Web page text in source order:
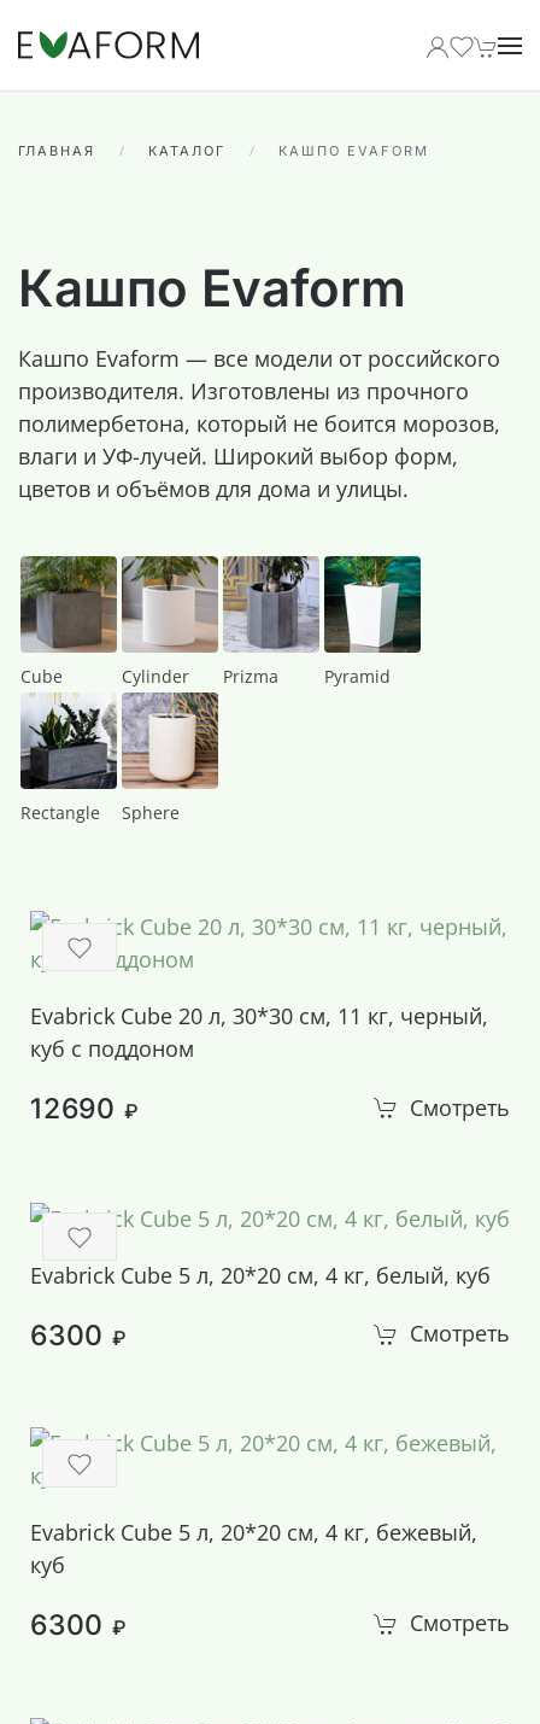
ГЛАВНАЯ КАТАЛОГ КАШПО EVAFORM
Кашпо Evaform
Кашпо Evaform — все модели от российского
производителя. Изготовлены из прочного
полимербетона, который не боится морозов,
влаги и УФ-лучей. Широкий выбор форм,
цветов и объёмов для дома и улицы.
Cube Cylinder Prizma Pyramid
Rectangle Sphere
Evabrick Cube 20 л, 30*30 см, 11 кг, черный,
куб с поддоном
12690 ₽ Смотреть
Evabrick Cube 5 л, 20*20 см, 4 кг, белый, куб
6300 ₽ Смотреть
Evabrick Cube 5 л, 20*20 см, 4 кг, бежевый,
куб
6300 ₽ Смотреть